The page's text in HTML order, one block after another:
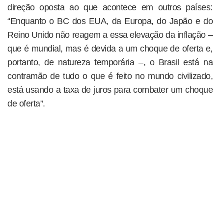
direção oposta ao que acontece em outros países:
“Enquanto o BC dos EUA, da Europa, do Japão e do
Reino Unido não reagem a essa elevação da inflação –
que é mundial, mas é devida a um choque de oferta e,
portanto, de natureza temporária –, o Brasil está na
contramão de tudo o que é feito no mundo civilizado,
está usando a taxa de juros para combater um choque
de oferta”.